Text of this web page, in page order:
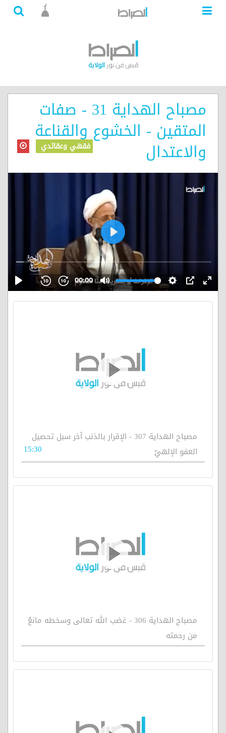
مصباح الهداية 31 - صفات
المتقين - الخشوع والقناعة
والاعتدال فقهي وعقائدي
مصباح الهداية 307 - الإقرار بالذنب آخر سبل تحصيل
العفو الإلهيّ
15:30
مصباح الهداية 306 - غضب الله تعالى وسخطه مانعٌ
من رحمته